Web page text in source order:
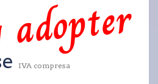
IVA compresa